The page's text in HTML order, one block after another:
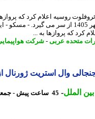
روسیه اعلام کرد که پروازها
متحده عربی را 9 مهر 1405 از سر می گیرد. -
که پروازها به ...
متحده عربی- شرکت هواپیمایی-
وال استریت ژورنال از
الملل-45 ساعت پیش - جمعه 16 مرداد 1405، 18:31